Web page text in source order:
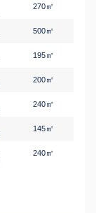
270㎡
500㎡
195㎡
200㎡
240㎡
145㎡
240㎡